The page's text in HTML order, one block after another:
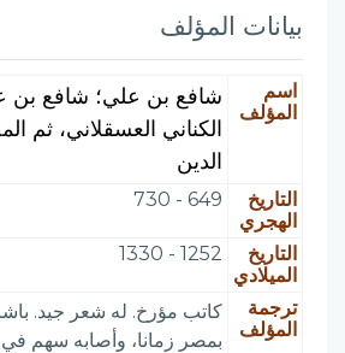
بيانات المؤلف
اسم
المؤلف
شافع بن علي؛ شافع بن
الكناني العسقلاني، ثم
الدين
التاريخ
الهجري
649 - 730
التاريخ
الميلادي
1252 - 1330
ترجمة
المؤلف
كاتب مؤرخ. له شعر جيد. باشر
بمصر زمانا، وأصابه سهم